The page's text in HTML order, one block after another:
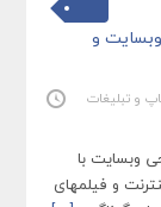
و
و تبلیغات
وبسایت با
و فیلمهای